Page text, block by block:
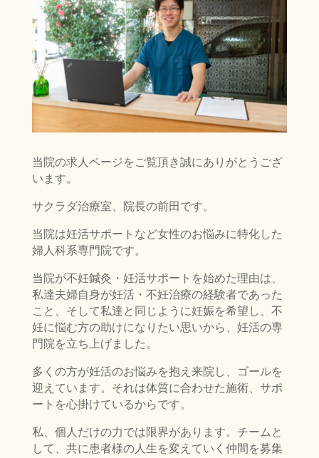
当院の求人ページをご覧頂き誠にありがとうござ
います。
サクラダ治療室、院長の前田です。
当院は妊活サポートなど女性のお悩みに特化した
婦人科系専門院です。
当院が不妊鍼灸・妊活サポートを始めた理由は、
私達夫婦自身が妊活・不妊治療の経験者であった
こと、そして私達と同じように妊娠を希望し、不
妊に悩む方の助けになりたい思いから、妊活の専
門院を立ち上げました。
多くの方が妊活のお悩みを抱え来院し、ゴールを
迎えています。それは体質に合わせた施術、サポ
ートを心掛けているからです。
私、個人だけの力では限界があります。チームと
して、共に患者様の人生を変えていく仲間を募集